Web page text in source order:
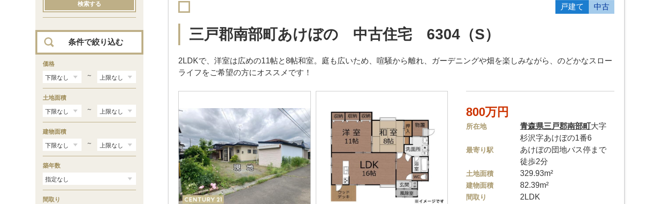
戸建て 中古
三戸郡南部町あけぼの 中古住宅 6304（S）
2LDKで、洋室は広めの11帖と8帖和室。庭も広いため、喧騒から離れ、ガーデニングや畑を楽しみながら、のどかなスロー
ライフをご希望の方にオススメです！
800万円
所在地 青森県三戸郡南部町大字
杉沢字あけぼの1番6
最寄り駅
あけぼの団地バス停まで
徒歩2分
土地面積 329.93m²
建物面積 82.39m²
間取り 2LDK
検索する
条件で絞り込む
価格
～
土地面積
～
建物面積
～
築年数
間取り